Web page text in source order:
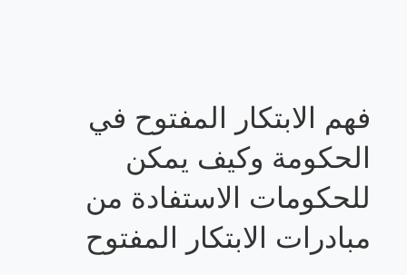
فهم الابتكار المفتوح في
الحكومة وكيف يمكن
للحكومات الاستفادة من
مبادرات الابتكار المفتوح